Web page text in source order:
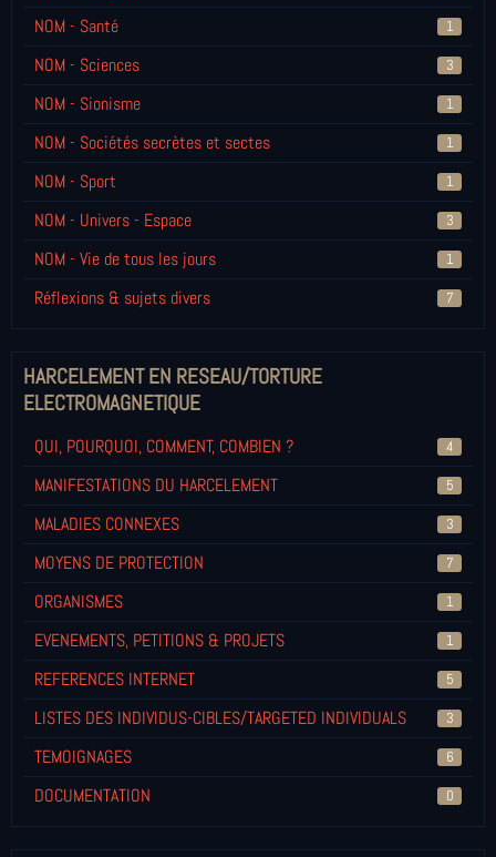
NOM - Santé 1
NOM - Sciences 3
NOM - Sionisme 1
NOM - Sociétés secrètes et sectes 1
NOM - Sport 1
NOM - Univers - Espace 3
NOM - Vie de tous les jours 1
Réflexions & sujets divers 7
HARCELEMENT EN RESEAU/TORTURE
ELECTROMAGNETIQUE
QUI, POURQUOI, COMMENT, COMBIEN ? 4
MANIFESTATIONS DU HARCELEMENT 5
MALADIES CONNEXES 3
MOYENS DE PROTECTION 7
ORGANISMES 1
EVENEMENTS, PETITIONS & PROJETS 1
REFERENCES INTERNET 5
LISTES DES INDIVIDUS-CIBLES/TARGETED INDIVIDUALS 3
TEMOIGNAGES 6
DOCUMENTATION 0